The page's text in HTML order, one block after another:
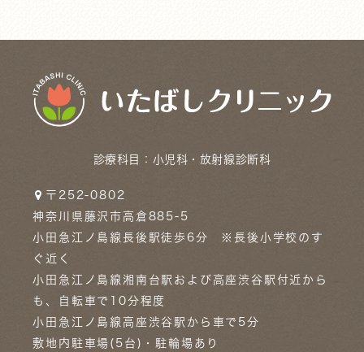
診療科目： 小児科・放射線診断科
〒252-0802
神奈川県藤沢市高倉885-5
小田急江ノ島線長後駅徒歩6分 ※長後小学校のす
ぐ近く
小田急江ノ島線湘南台駅および高座渋谷駅付近から
も、自転車で10分程度
小田急江ノ島線高座渋谷駅から車で5分
敷地内駐車場(5台)・駐輪場あり